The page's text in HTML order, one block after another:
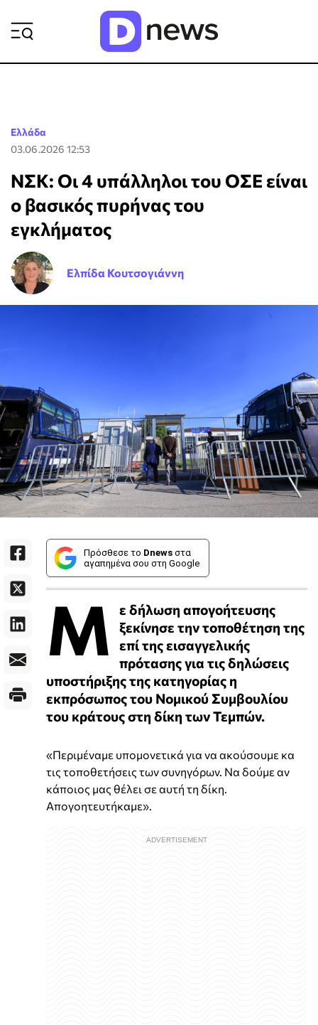
Ελλάδα
03.06.2026 12:53
ΝΣΚ: Οι 4 υπάλληλοι του ΟΣΕ είναι
ο βασικός πυρήνας του
εγκλήματος
Ελπίδα Κουτσογιάννη
Πρόσθεσε το Dnews στα
αγαπημένα σου στη Google
Μ
ε δήλωση απογοήτευσης
ξεκίνησε την τοποθέτηση της
επί της εισαγγελικής
πρότασης για τις δηλώσεις
υποστήριξης της κατηγορίας η
εκπρόσωπος του Νομικού Συμβουλίου
του κράτους στη δίκη των Τεμπών.
«Περιμέναμε υπομονετικά για να ακούσουμε κα
τις τοποθετήσεις των συνηγόρων. Να δούμε αν
κάποιος μας θέλει σε αυτή τη δίκη.
Απογοητευτήκαμε».